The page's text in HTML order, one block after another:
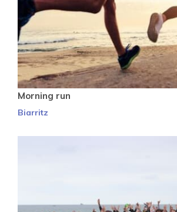
Morning run
Biarritz